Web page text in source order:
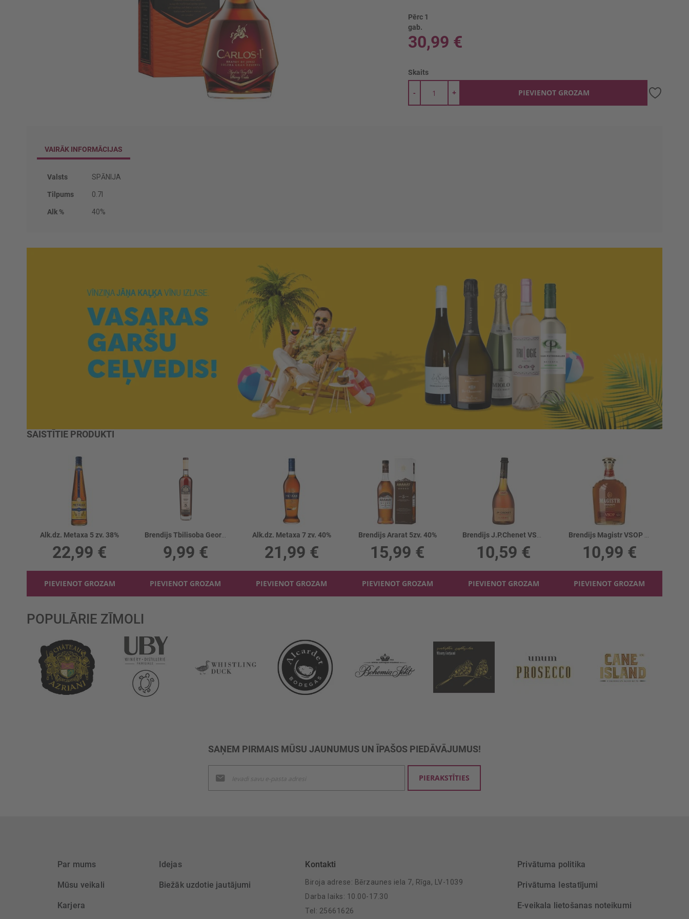
sākumu
Pērc 1
gab.
30,99 €
Skaits
+
- PIEVIENOT GROZAM
VAIRĀK INFORMĀCIJAS
Vairāk
Valsts SPĀNIJA
Tilpums 0.7l
Alk % 40%
SAISTĪTIE PRODUKTI
Alk.dz. Metaxa 5 zv. 38%
22,99 €
PIEVIENOT GROZAM
Brendijs Tbilisoba Georgian 5YO 40%
9,99 €
PIEVIENOT GROZAM
Alk.dz. Metaxa 7 zv. 40%
21,99 €
PIEVIENOT GROZAM
Brendijs Ararat 5zv. 40%
15,99 €
PIEVIENOT GROZAM
Brendijs J.P.Chenet VSOP 36%
10,59 €
PIEVIENOT GROZAM
Brendijs Magistr VSOP 36%
10,99 €
PIEVIENOT GROZAM
POPULĀRIE ZĪMOLI
SAŅEM PIRMAIS MŪSU JAUNUMUS UN ĪPAŠOS PIEDĀVĀJUMUS!
jaunumu
saņemšanai:
PIERAKSTĪTIES
Par mums
Mūsu veikali
Karjera
Idejas
Biežāk uzdotie jautājumi
Kontakti
Biroja adrese: Bērzaunes iela 7, Rīga, LV-1039
Darba laiks: 10.00-17.30
Tel: 25661626
Privātuma politika
Privātuma Iestatījumi
E-veikala lietošanas noteikumi